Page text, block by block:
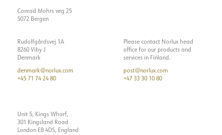
Conrad Mohrs veg 25
5072 Bergen
Rudolfgårdsvej 1A
8260 Viby J
Denmark
denmark@norlux.com
+45 71 74 24 80
Please contact Norlux head
office for our products and
services in Finland.
post@norlux.com
+47 33 30 10 80
Unit 5, Kings Wharf,
301 Kingsland Road
London E8 4DS, England